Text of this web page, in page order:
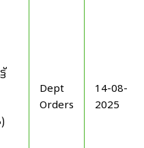
Dept
Orders
14-08-
2025